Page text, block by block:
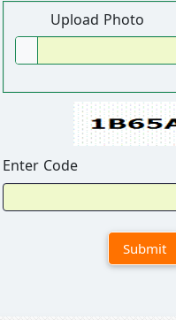
Upload Photo
Enter Code